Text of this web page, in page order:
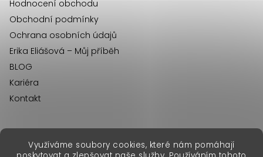
Využíváme soubory cookies, které nám pomáhají
Hodnocení obchodu
Obchodní podmínky
Ochrana osobních údajů
Erika Eliášová – Můj příběh
BLOG
Kariéra
Kontakt
erikafashion.sk